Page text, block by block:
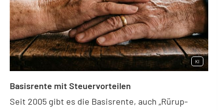
KI
Basisrente mit Steuervorteilen
Seit 2005 gibt es die Basisrente, auch „Rürup-